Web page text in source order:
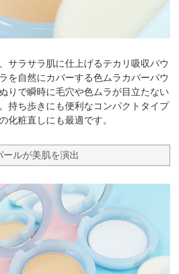
サラサラ肌に仕上げるテカリ吸収パウ
を自然にカバーする色ムラカバーパウ
りで瞬時に毛穴や色ムラが目立たない
持ち歩きにも便利なコンパクトタイプ
化粧直しにも最適です。
ルが美肌を演出